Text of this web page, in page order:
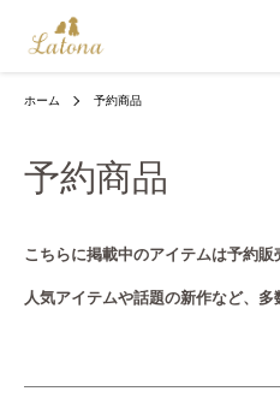
ホーム 予約商品
予約商品
こちらに掲載中のアイテムは予約販
人気アイテムや話題の新作など、多